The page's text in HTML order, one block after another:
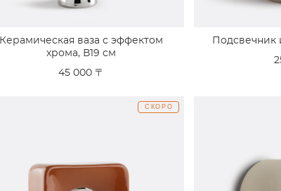
Керамическая ваза с эффектом
хрома, В19 см
45 000 〒
Подсвечник
СКОРО